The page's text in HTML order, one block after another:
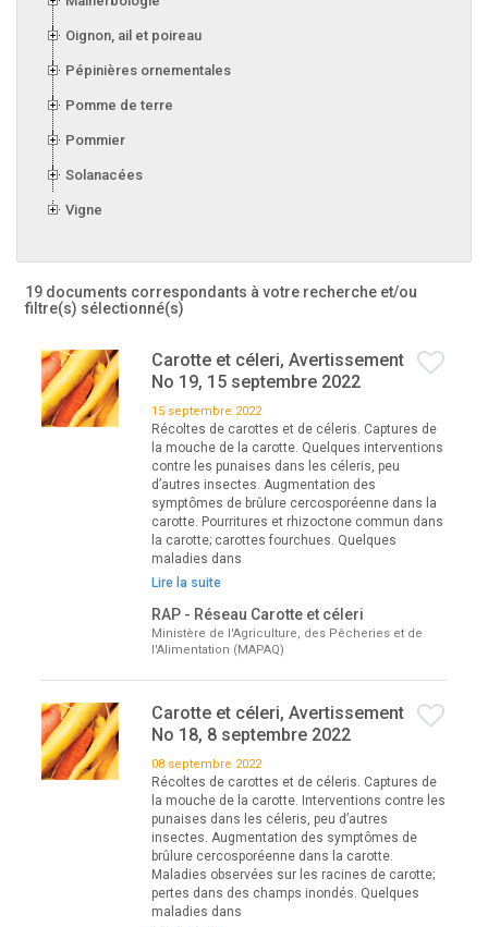
Oignon, ail et poireau
Pépinières ornementales
Pomme de terre
Pommier
Solanacées
Vigne
19 documents correspondants à votre recherche et/ou
filtre(s) sélectionné(s)
Carotte et céleri, Avertissement
No 19, 15 septembre 2022
15 septembre 2022
Récoltes de carottes et de céleris. Captures de
la mouche de la carotte. Quelques interventions
contre les punaises dans les céleris, peu
d’autres insectes. Augmentation des
symptômes de brûlure cercosporéenne dans la
carotte. Pourritures et rhizoctone commun dans
la carotte; carottes fourchues. Quelques
maladies dans
Lire la suite
RAP - Réseau Carotte et céleri
Ministère de l'Agriculture, des Pêcheries et de
l'Alimentation (MAPAQ)
Carotte et céleri, Avertissement
No 18, 8 septembre 2022
08 septembre 2022
Récoltes de carottes et de céleris. Captures de
la mouche de la carotte. Interventions contre les
punaises dans les céleris, peu d’autres
insectes. Augmentation des symptômes de
brûlure cercosporéenne dans la carotte.
Maladies observées sur les racines de carotte;
pertes dans des champs inondés. Quelques
maladies dans